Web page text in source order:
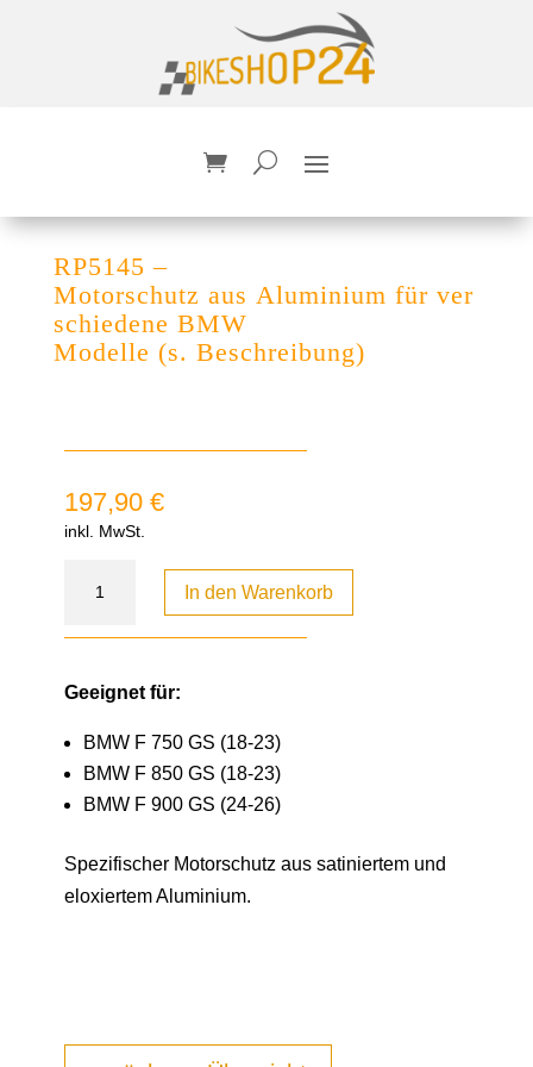
RP5145 –
Motorschutz aus Aluminium für ver
schiedene BMW
Modelle (s. Beschreibung)
197,90 €
inkl. MwSt.
In den Warenkorb
Geeignet für:
BMW F 750 GS (18-23)
BMW F 850 GS (18-23)
BMW F 900 GS (24-26)
Spezifischer Motorschutz aus satiniertem und
eloxiertem Aluminium.